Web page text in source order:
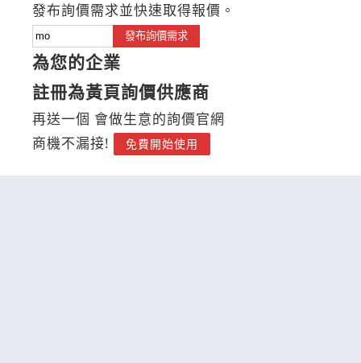
發布詢價需求並快速取得報價。
發布詢價需求
為您的企業
註冊為黃頁詢價供應商
再送一個 會做生意的詢價官網
商機不漏接!
免費開始使用